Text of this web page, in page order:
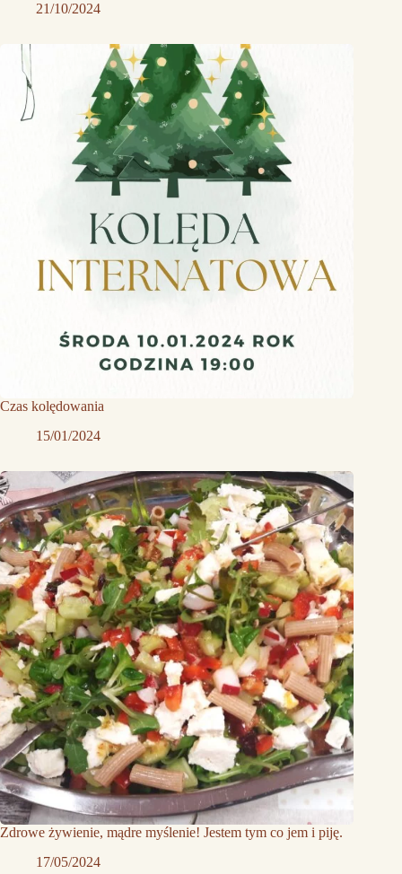
21/10/2024
Czas kolędowania
15/01/2024
Zdrowe żywienie, mądre myślenie! Jestem tym co jem i piję.
17/05/2024